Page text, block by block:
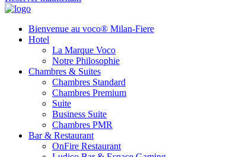
Bienvenue au voco® Milan-Fiere
Hotel
La Marque Voco
Notre Philosophie
Chambres & Suites
Chambres Standard
Chambres Premium
Suite
Business Suite
Chambres PMR
Bar & Restaurant
OnFire Restaurant